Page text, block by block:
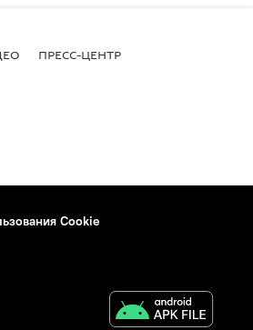
ПРЕСС-ЦЕНТР
Cookie